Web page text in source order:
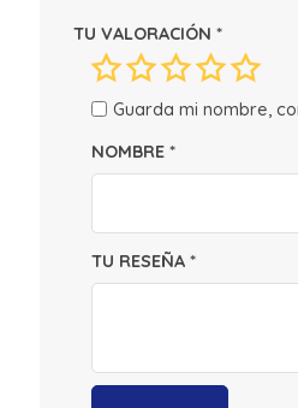
TU VALORACIÓN *
TU RESEÑA *
NOMBRE *
Guarda mi nombre,